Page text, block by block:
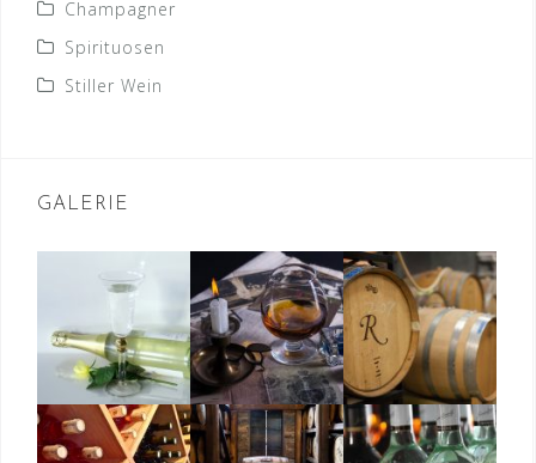
Champagner
Spirituosen
Stiller Wein
GALERIE